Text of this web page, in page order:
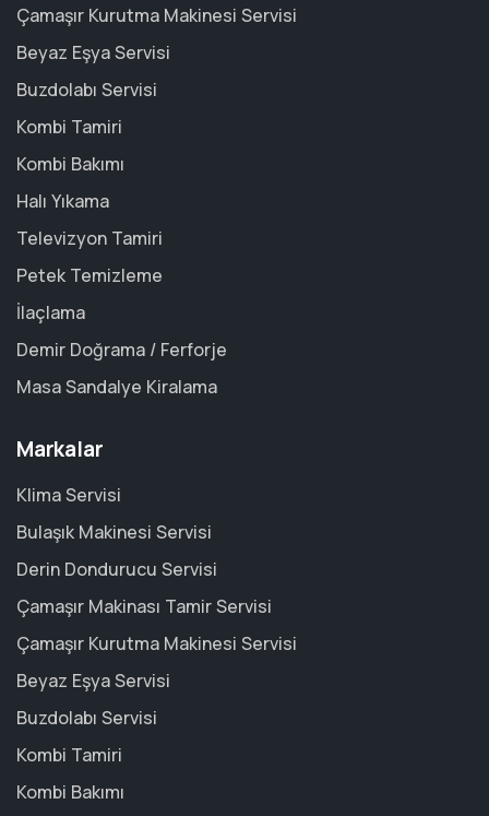
Çamaşır Kurutma Makinesi Servisi
Beyaz Eşya Servisi
Buzdolabı Servisi
Kombi Tamiri
Kombi Bakımı
Halı Yıkama
Televizyon Tamiri
Petek Temizleme
İlaçlama
Demir Doğrama / Ferforje
Masa Sandalye Kiralama
Markalar
Klima Servisi
Bulaşık Makinesi Servisi
Derin Dondurucu Servisi
Çamaşır Makinası Tamir Servisi
Çamaşır Kurutma Makinesi Servisi
Beyaz Eşya Servisi
Buzdolabı Servisi
Kombi Tamiri
Kombi Bakımı